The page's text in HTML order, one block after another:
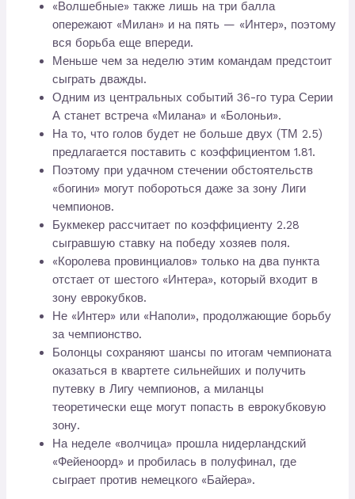
«Волшебные» также лишь на три балла
опережают «Милан» и на пять — «Интер», поэтому
вся борьба еще впереди.
Меньше чем за неделю этим командам предстоит
сыграть дважды.
Одним из центральных событий 36-го тура Серии
А станет встреча «Милана» и «Болоньи».
На то, что голов будет не больше двух (ТМ 2.5)
предлагается поставить с коэффициентом 1.81.
Поэтому при удачном стечении обстоятельств
«богини» могут побороться даже за зону Лиги
чемпионов.
Букмекер рассчитает по коэффициенту 2.28
сыгравшую ставку на победу хозяев поля.
«Королева провинциалов» только на два пункта
отстает от шестого «Интера», который входит в
зону еврокубков.
Не «Интер» или «Наполи», продолжающие борьбу
за чемпионство.
Болонцы сохраняют шансы по итогам чемпионата
оказаться в квартете сильнейших и получить
путевку в Лигу чемпионов, а миланцы
теоретически еще могут попасть в еврокубковую
зону.
На неделе «волчица» прошла нидерландский
«Фейеноорд» и пробилась в полуфинал, где
сыграет против немецкого «Байера».